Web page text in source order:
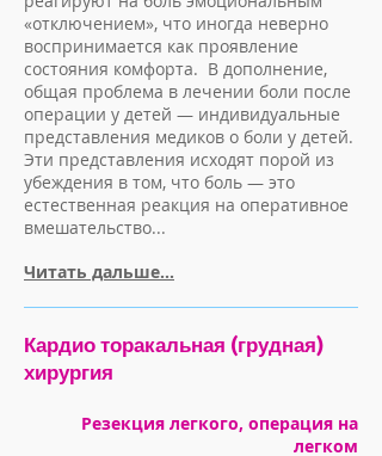
«отключением», что иногда неверно
воспринимается как проявление
состояния комфор­та. В дополнение,
общая проблема в лечении боли после
операции у детей — индивидуальные
представле­ния медиков о боли у детей.
Эти представления исходят порой из
убеждения в том, что боль — это
естественная реакция на оперативное
вмешатель­ство...
Читать дальше...
Кардио торакальная (грудная)
хирургия
Резекция легкого, операция на
легком